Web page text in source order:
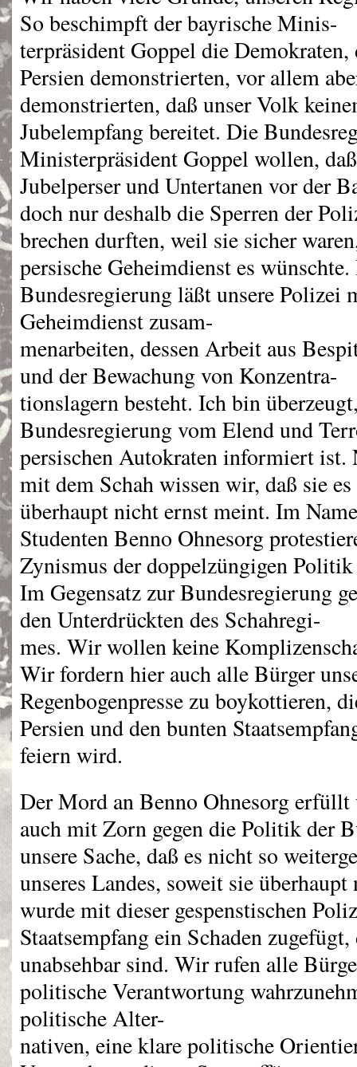
So beschimpft der bayrische Minis-
terpräsident Goppel die
Persien demonstrierten, vor allem
demonstrierten, daß unser Volk
Jubelempfang bereitet. Die
Ministerpräsident Goppel wollen,
Jubelperser und Untertanen vor der
doch nur deshalb die Sperren der
brechen durften, weil sie sicher
persische Geheimdienst es
Bundesregierung läßt unsere Polizei
Geheimdienst zusam-
menarbeiten, dessen Arbeit aus
und der Bewachung von Konzentra-
tionslagern besteht. Ich bin
Bundesregierung vom Elend und
persischen Autokraten informiert ist.
mit dem Schah wissen wir, daß sie
überhaupt nicht ernst meint. Im
Studenten Benno Ohnesorg
Zynismus der doppelzüngigen
Im Gegensatz zur Bundesregierung
den Unterdrückten des Schahregi-
mes. Wir wollen keine
Wir fordern hier auch alle Bürger
Regenbogenpresse zu boykottieren,
Persien und den bunten
feiern wird.
Der Mord an Benno Ohnesorg erfüllt
auch mit Zorn gegen die Politik der
unsere Sache, daß es nicht so
unseres Landes, soweit sie
wurde mit dieser gespenstischen
Staatsempfang ein Schaden zugefügt,
unabsehbar sind. Wir rufen alle
politische Verantwortung
politische Alter-
nativen, eine klare politische